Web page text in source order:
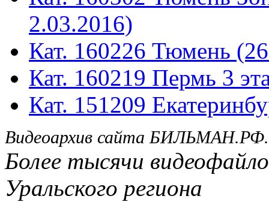
2.03.2016)
Кат. 160226 Тюмень
Кат. 160219 Пермь 3
Кат. 151209
Видеоархив сайта БИЛЬМАН.РФ.
Более тысячи
Уральского региона